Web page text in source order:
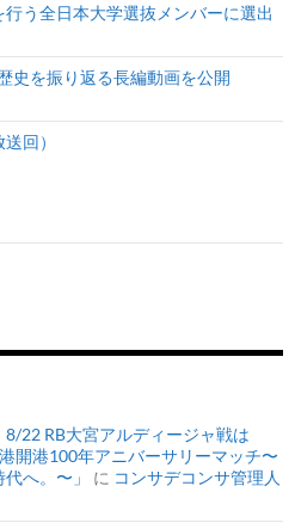
う全日本大学選抜メンバーに選出
史を振り返る長編動画を公開
回）
8/22 RB大宮アルディージャ戦は
開港100年アニバーサリーマッチ〜
へ。〜」
に コンサデコンサ管理人